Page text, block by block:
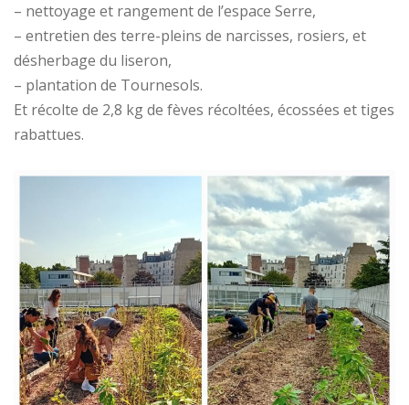
– nettoyage et rangement de l’espace Serre,
– entretien des terre-pleins de narcisses, rosiers, et
désherbage du liseron,
– plantation de Tournesols.
Et récolte de 2,8 kg de fèves récoltées, écossées et tiges
rabattues.